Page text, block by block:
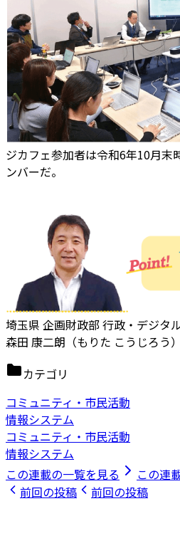
ジカフェ参加者は令和6年10月末
ンバーだ。
埼玉県 企画財政部 行政・デジタ
森田 康二朗（もりた こうじろう
カテゴリ
コミュニティ・市民活動
情報システム
コミュニティ・市民活動
情報システム
この連載の一覧を見る
この連
前回の投稿
前回の投稿